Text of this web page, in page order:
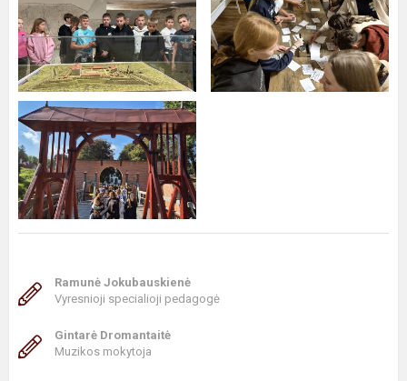
Ramunė Jokubauskienė
Vyresnioji specialioji pedagogė
Gintarė Dromantaitė
Muzikos mokytoja